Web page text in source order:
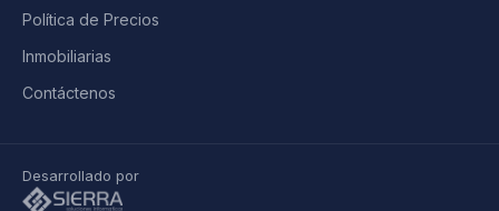
Política de Precios
Inmobiliarias
Contáctenos
Desarrollado por